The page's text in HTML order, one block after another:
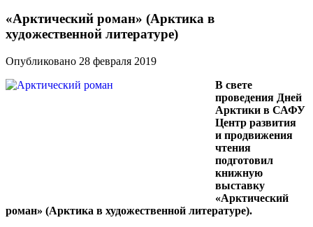
«Арктический роман» (Арктика в
художественной литературе)
Опубликовано 28 февраля 2019
В свете
проведения Дней
Арктики в САФУ
Центр развития
и продвижения
чтения
подготовил
книжную
выставку
«Арктический
роман» (Арктика в художественной литературе).